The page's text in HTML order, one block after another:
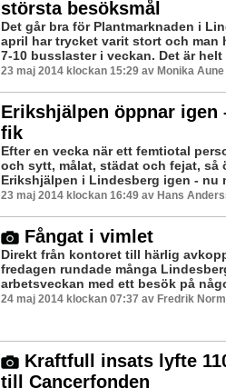
största besöksmål
Det går bra för Plantmarknaden i
april har trycket varit stort och man
7-10 busslaster i veckan. Det är helt
23 maj 2014 klockan 15:29 av Monika Aune
Erikshjälpen öppnar igen
fik
Efter en vecka när ett femtiotal
och sytt, målat, städat och fejat, så
Erikshjälpen i Lindesberg igen - nu
23 maj 2014 klockan 16:49 av Hans
Fångat i vimlet
Direkt från kontoret till härlig
fredagen rundade många
arbetsveckan med ett besök på
24 maj 2014 klockan 07:37 av Fredrik
Kraftfull insats lyfte
till Cancerfonden